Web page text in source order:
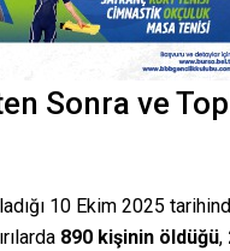
sürdüğünü ve
Sonra ve
10 Ekim 2025
890 kişinin öldüğü,